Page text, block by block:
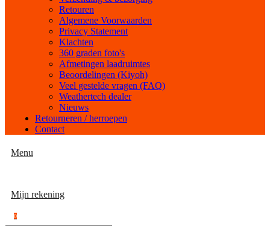
Retouren
Algemene Voorwaarden
Privacy Statement
Klachten
360 graden foto's
Afmetingen laadruimtes
Beoordelingen (Kiyoh)
Veel gestelde vragen (FAQ)
Weathertech dealer
Nieuws
Retourneren / herroepen
Contact
Menu
Mijn rekening
0